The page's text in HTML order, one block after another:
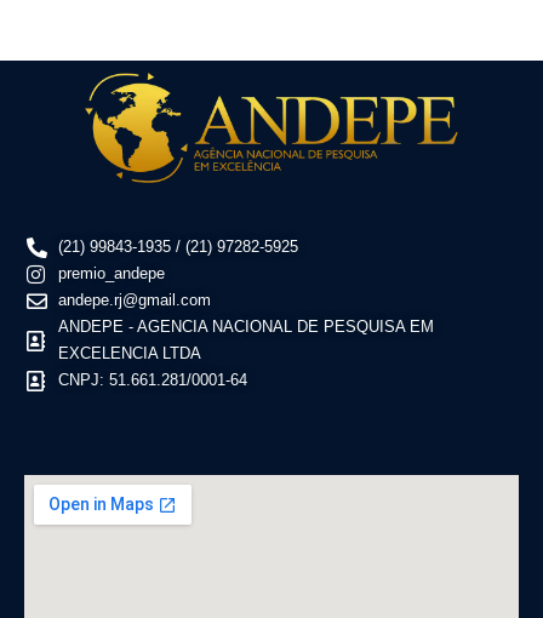
(21) 99843-1935 / (21) 97282-5925
premio_andepe
andepe.rj@gmail.com
ANDEPE - AGENCIA NACIONAL DE PESQUISA EM
EXCELENCIA LTDA
CNPJ: 51.661.281/0001-64